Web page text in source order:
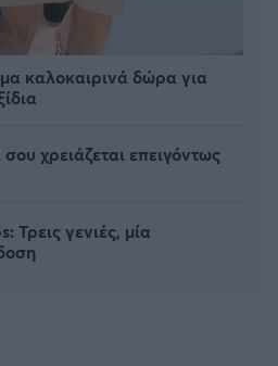
καλοκαιρινά δώρα για
σου χρειάζεται επειγόντως
γενιές, μία